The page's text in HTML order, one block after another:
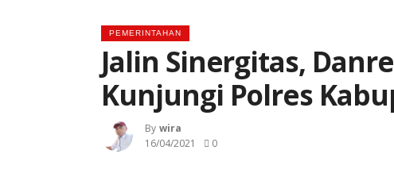
PEMERINTAHAN
Jalin Sinergitas,
Kunjungi Polres
By Wira
16/04/2021
0